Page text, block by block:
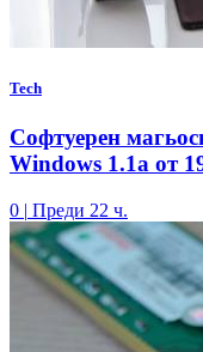
Tech
Софтуерен
Windows 1.1a от
0 | Преди 22 ч.